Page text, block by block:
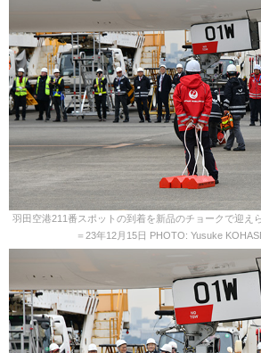
羽田空港211番スポットの到着を新品のチョークで迎え
＝23年12月15日 PHOTO: Yusuke